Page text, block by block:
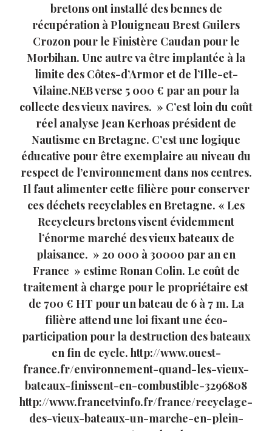
bretons ont installé des bennes de
récupération à Plouigneau Brest Guilers
Crozon pour le Finistère Caudan pour le
Morbihan. Une autre va être implantée à la
limite des Côtes-d’Armor et de l’Ille-et-
Vilaine.NEB verse 5 000 € par an pour la
collecte des vieux navires. » C’est loin du coût
réel analyse Jean Kerhoas président de
Nautisme en Bretagne. C’est une logique
éducative pour être exemplaire au niveau du
respect de l’environnement dans nos centres.
Il faut alimenter cette filière pour conserver
ces déchets recyclables en Bretagne. « Les
Recycleurs bretons visent évidemment
l’énorme marché des vieux bateaux de
plaisance. » 20 000 à 30000 par an en
France » estime Ronan Colin. Le coût de
traitement à charge pour le propriétaire est
de 700 € HT pour un bateau de 6 à 7 m. La
filière attend une loi fixant une éco-
participation pour la destruction des bateaux
en fin de cycle. http://www.ouest-
france.fr/environnement-quand-les-vieux-
bateaux-finissent-en-combustible-3296808
http://www.francetvinfo.fr/france/recyclage-
des-vieux-bateaux-un-marche-en-plein-